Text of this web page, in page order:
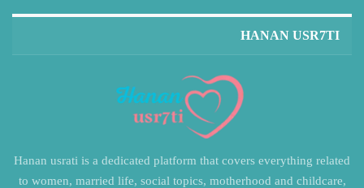
HANAN USR7TI
Hanan usrati is a dedicated platform that covers everything related
to women, married life, social topics, motherhood and childcare,